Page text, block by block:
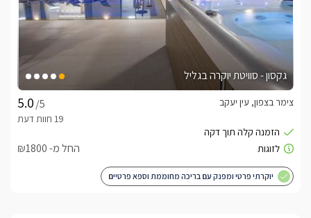
גקסון - סוויטת יוקרה בגליל
/5
צימר בצפון, עין יעקב
החל מ- ₪1800
יוקרתי פרטי ומפנק עם בריכה מחוממת וספא פרטיים